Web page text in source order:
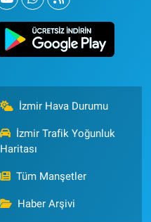
İzmir Hava Durumu
İzmir Trafik Yoğunluk
Haritası
Tüm Manşetler
Haber Arşivi